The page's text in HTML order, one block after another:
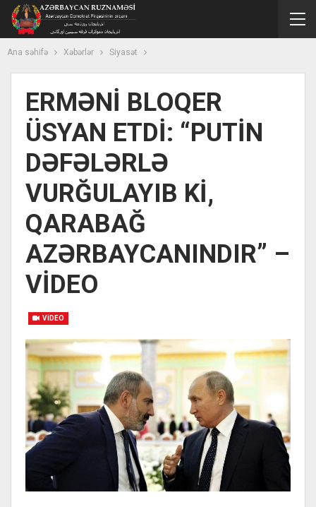
Ana səhifə Xəbərlər Siyasət
ERMƏNİ BLOQER
ÜSYAN ETDİ: “PUTİN
DƏFƏLƏRLƏ
VURĞULAYIB Kİ,
QARABAĞ
AZƏRBAYCANINDIR” –
VİDEO
VIDEO